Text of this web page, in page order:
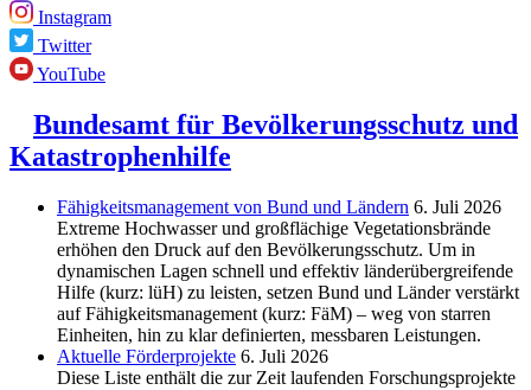
Instagram
Twitter
YouTube
Bundesamt für Bevölkerungsschutz und
Katastrophenhilfe
Fähigkeitsmanagement von Bund und Ländern 6. Juli 2026
Extreme Hochwasser und großflächige Vegetationsbrände
erhöhen den Druck auf den Bevölkerungsschutz. Um in
dynamischen Lagen schnell und effektiv länderübergreifende
Hilfe (kurz: lüH) zu leisten, setzen Bund und Länder verstärkt
auf Fähigkeitsmanagement (kurz: FäM) – weg von starren
Einheiten, hin zu klar definierten, messbaren Leistungen.
Aktuelle Förderprojekte 6. Juli 2026
Diese Liste enthält die zur Zeit laufenden Forschungsprojekte